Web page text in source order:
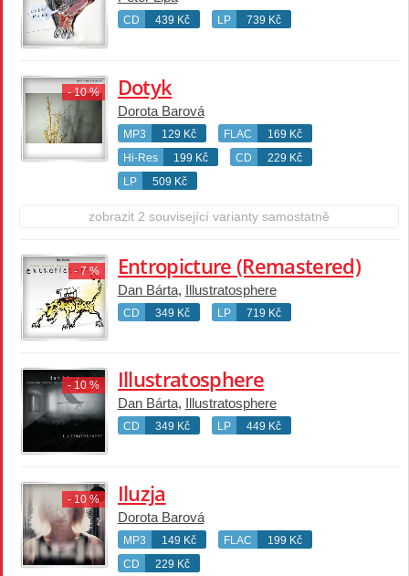
CD 439 Kč LP 739 Kč
- 10 % Dotyk
Dorota Barová
MP3 129 Kč FLAC
169 Kč
Hi-Res
199 Kč CD
229 Kč
LP
509 Kč
zobrazit 2 související varianty samostatně
- 7 % Entropicture (Remastered)
Dan Bárta, Illustratosphere
CD 349 Kč LP 719 Kč
- 10 % Illustratosphere
Dan Bárta, Illustratosphere
CD 349 Kč LP 449 Kč
- 10 % Iluzja
Dorota Barová
MP3 149 Kč FLAC
199 Kč
CD
229 Kč